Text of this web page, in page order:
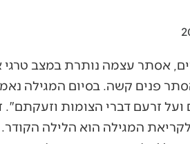
אסתר עצמה נותרת במצב טרגי
פנים קשה. בסיום המגילה
זרעם דברי הצומות וזעקתם".
המגילה הוא הלילה